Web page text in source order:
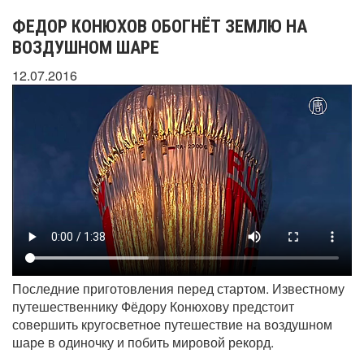
ФЕДОР КОНЮХОВ ОБОГНЁТ ЗЕМЛЮ НА
ВОЗДУШНОМ ШАРЕ
12.07.2016
Последние приготовления перед стартом. Известному
путешественнику Фёдору Конюхову предстоит
совершить кругосветное путешествие на воздушном
шаре в одиночку и побить мировой рекорд.